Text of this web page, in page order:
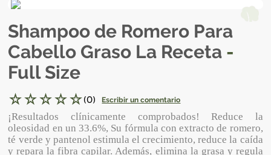
Shampoo de Romero Para
Cabello Graso La Receta
Full Size
☆☆☆☆☆(0) Escribir un comentario
¡Resultados clínicamente comprobados! Reduce la
oleosidad en un 33.6%, Su fórmula con extracto de romero,
té verde y pantenol estimula el crecimiento, reduce la caída
y repara la fibra capilar. Además, elimina la grasa y regula
5
mantequilla